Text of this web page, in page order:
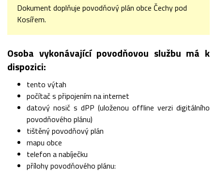
Dokument doplňuje povodňový plán obce Čechy pod
Kosířem.
Osoba vykonávající povodňovou službu má k
dispozici:
tento výtah
počítač s připojením na internet
datový nosič s dPP (uloženou offline verzi digitálního
povodňového plánu)
tištěný povodňový plán
mapu obce
telefon a nabíječku
přílohy povodňového plánu: